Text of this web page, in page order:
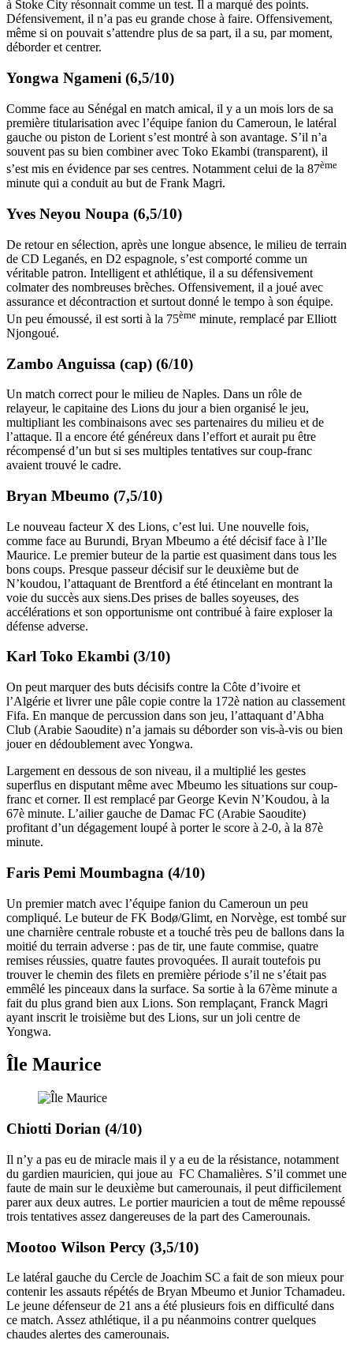
à Stoke City résonnait comme un test. Il a marqué des points.
Défensivement, il n’a pas eu grande chose à faire. Offensivement,
même si on pouvait s’attendre plus de sa part, il a su, par moment,
déborder et centrer.
Yongwa Ngameni (6,5/10)
Comme face au Sénégal en match amical, il y a un mois lors de sa
première titularisation avec l’équipe fanion du Cameroun, le latéral
gauche ou piston de Lorient s’est montré à son avantage. S’il n’a
souvent pas su bien combiner avec Toko Ekambi (transparent), il
s’est mis en évidence par ses centres. Notamment celui de la 87ème
minute qui a conduit au but de Frank Magri.
Yves Neyou Noupa (6,5/10)
De retour en sélection, après une longue absence, le milieu de terrain
de CD Leganés, en D2 espagnole, s’est comporté comme un
véritable patron. Intelligent et athlétique, il a su défensivement
colmater des nombreuses brèches. Offensivement, il a joué avec
assurance et décontraction et surtout donné le tempo à son équipe.
Un peu émoussé, il est sorti à la 75ème minute, remplacé par Elliott
Njongoué.
Zambo Anguissa (cap) (6/10)
Un match correct pour le milieu de Naples. Dans un rôle de
relayeur, le capitaine des Lions du jour a bien organisé le jeu,
multipliant les combinaisons avec ses partenaires du milieu et de
l’attaque. Il a encore été généreux dans l’effort et aurait pu être
récompensé d’un but si ses multiples tentatives sur coup-franc
avaient trouvé le cadre.
Bryan Mbeumo (7,5/10)
Le nouveau facteur X des Lions, c’est lui. Une nouvelle fois,
comme face au Burundi, Bryan Mbeumo a été décisif face à l’Ile
Maurice. Le premier buteur de la partie est quasiment dans tous les
bons coups. Presque passeur décisif sur le deuxième but de
N’koudou, l’attaquant de Brentford a été étincelant en montrant la
voie du succès aux siens.Des prises de balles soyeuses, des
accélérations et son opportunisme ont contribué à faire exploser la
défense adverse.
Karl Toko Ekambi (3/10)
On peut marquer des buts décisifs contre la Côte d’ivoire et
l’Algérie et livrer une pâle copie contre la 172è nation au classement
Fifa. En manque de percussion dans son jeu, l’attaquant d’Abha
Club (Arabie Saoudite) n’a jamais su déborder son vis-à-vis ou bien
jouer en dédoublement avec Yongwa.
Largement en dessous de son niveau, il a multiplié les gestes
superflus en disputant même avec Mbeumo les situations sur coup-
franc et corner. Il est remplacé par George Kevin N’Koudou, à la
67è minute. L’ailier gauche de Damac FC (Arabie Saoudite)
profitant d’un dégagement loupé à porter le score à 2-0, à la 87è
minute.
Faris Pemi Moumbagna (4/10)
Un premier match avec l’équipe fanion du Cameroun un peu
compliqué. Le buteur de FK Bodø/Glimt, en Norvège, est tombé sur
une charnière centrale robuste et a touché très peu de ballons dans la
moitié du terrain adverse : pas de tir, une faute commise, quatre
remises réussies, quatre fautes provoquées. Il aurait toutefois pu
trouver le chemin des filets en première période s’il ne s’était pas
emmêlé les pinceaux dans la surface. Sa sortie à la 67ème minute a
fait du plus grand bien aux Lions. Son remplaçant, Franck Magri
ayant inscrit le troisième but des Lions, sur un joli centre de
Yongwa.
Île Maurice
Chiotti Dorian (4/10)
Il n’y a pas eu de miracle mais il y a eu de la résistance, notamment
du gardien mauricien, qui joue au FC Chamalières. S’il commet une
faute de main sur le deuxième but camerounais, il peut difficilement
parer aux deux autres. Le portier mauricien a tout de même repoussé
trois tentatives assez dangereuses de la part des Camerounais.
Mootoo Wilson Percy (3,5/10)
Le latéral gauche du Cercle de Joachim SC a fait de son mieux pour
contenir les assauts répétés de Bryan Mbeumo et Junior Tchamadeu.
Le jeune défenseur de 21 ans a été plusieurs fois en difficulté dans
ce match. Assez athlétique, il a pu néanmoins contrer quelques
chaudes alertes des camerounais.